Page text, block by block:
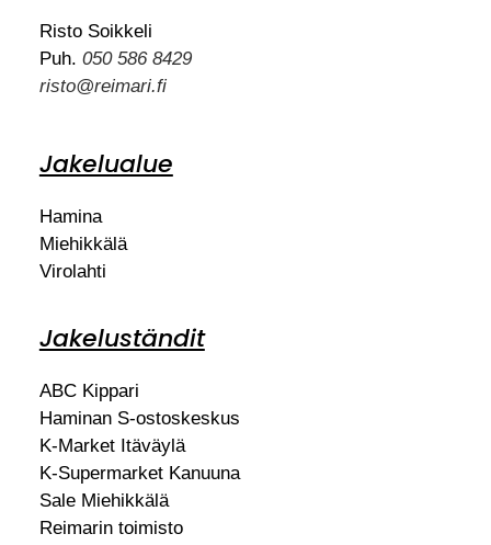
Risto Soikkeli
Puh. 050 586 8429
risto@reimari.fi
Jakelualue
Hamina
Miehikkälä
Virolahti
Jakeluständit
ABC Kippari
Haminan S-ostoskeskus
K-Market Itäväylä
K-Supermarket Kanuuna
Sale Miehikkälä
Reimarin toimisto